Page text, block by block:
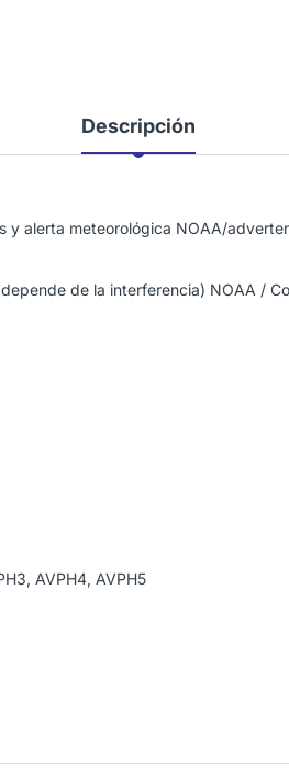
Descripción
y alerta meteorológica NOAA/
de la interferencia) NOAA /
AVPH4, AVPH5